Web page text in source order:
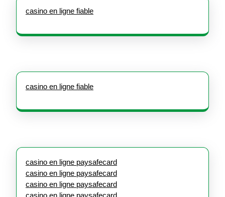
casino en ligne fiable
casino en ligne fiable
casino en ligne paysafecard
casino en ligne paysafecard
casino en ligne paysafecard
casino en ligne paysafecard